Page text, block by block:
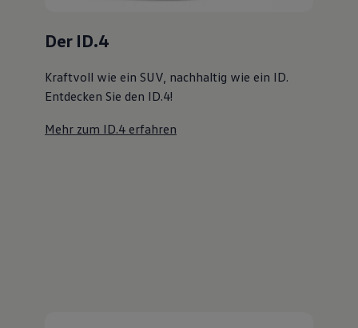
Transport
Elektromobilität
Volkswagen R
Pannen- und Unfallhilfe
Der Golf Variant